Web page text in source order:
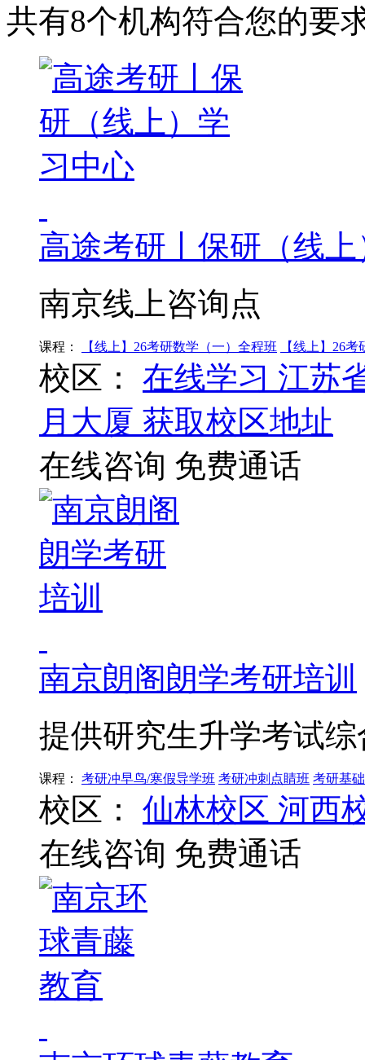
共有8个机构符合您的要
高途考研丨保研（线
南京线上咨询点
课程： 【线上】26考研数学（一）全程班 【线上】26
校区： 在线学习 江苏
月大厦 获取校区地址
在线咨询 免费通话
南京朗阁朗学考研培训
提供研究生升学考试
课程： 考研冲早鸟/寒假导学班 考研冲刺点睛班 考研基
校区： 仙林校区 河西
在线咨询 免费通话